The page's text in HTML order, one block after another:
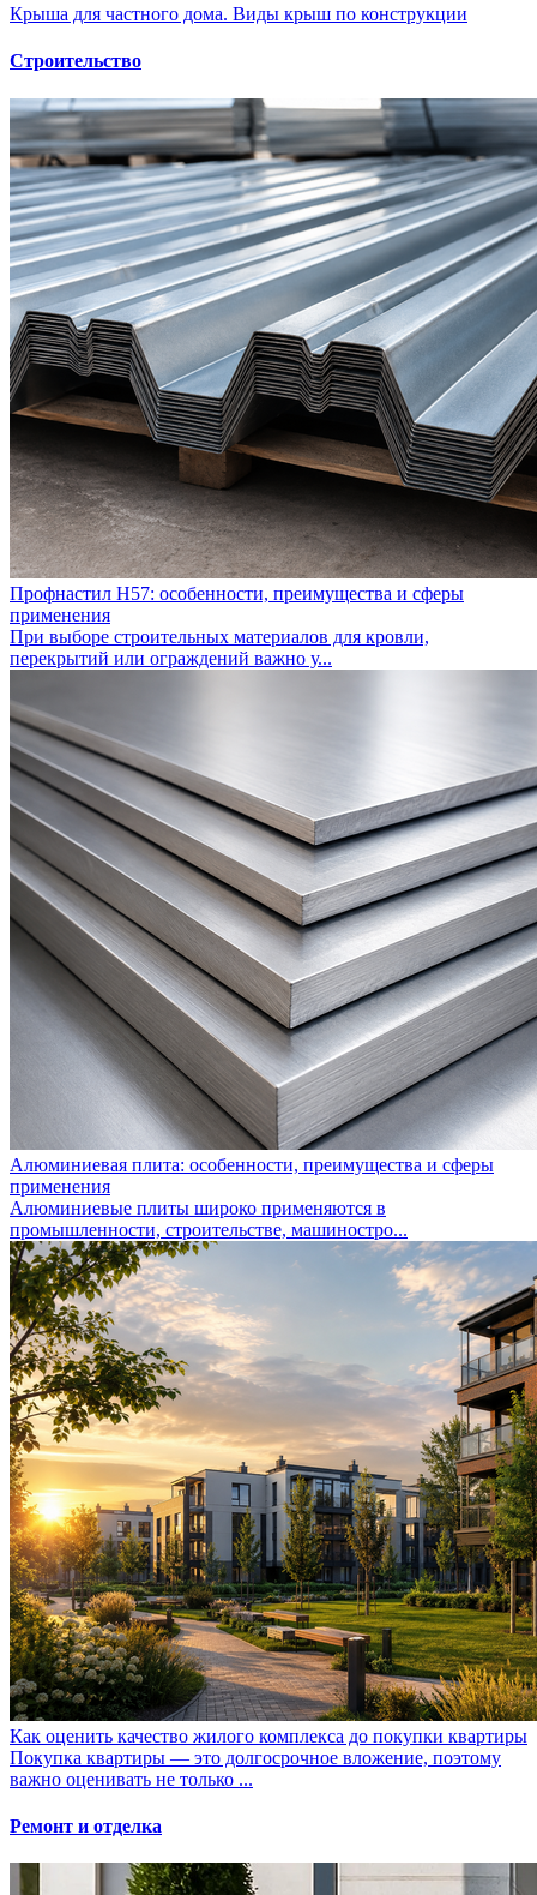
Крыша для частного дома. Виды крыш по конструкции
Строительство
Профнастил Н57: особенности, преимущества и сферы
применения
При выборе строительных материалов для кровли,
перекрытий или ограждений важно у...
Алюминиевая плита: особенности, преимущества и сферы
применения
Алюминиевые плиты широко применяются в
промышленности, строительстве, машиностро...
Как оценить качество жилого комплекса до покупки квартиры
Покупка квартиры — это долгосрочное вложение, поэтому
важно оценивать не только ...
Ремонт и отделка